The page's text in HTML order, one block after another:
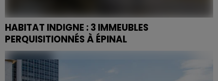
HABITAT INDIGNE : 3 IMMEUBLES
PERQUISITIONNÉS À ÉPINAL
Une vaste opération de perquisitions sur des habitats
indignes à Épinal, fruit de huit mois de travail a été
menée. Le suspect risque jusqu'à 10 ans de...